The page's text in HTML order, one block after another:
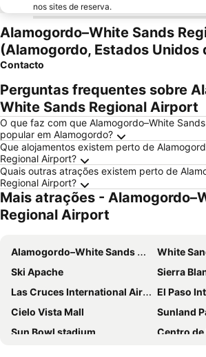
nos sites de reserva.
Alamogordo–White Sands
(Alamogordo, Estados Unidos
Contacto
Perguntas frequentes sobre
White Sands Regional Airport
O que faz com que Alamogordo–White
popular em Alamogordo?
Que alojamentos existem perto de
Regional Airport?
Quais outras atrações existem perto de
Regional Airport?
Mais atrações -
Regional Airport
Alamogordo–White Sands Regional Airport
White
Ski Apache
Sierra
Las Cruces International Airport
El Paso
Cielo Vista Mall
Sunland
Sun Bowl stadium
Centro de